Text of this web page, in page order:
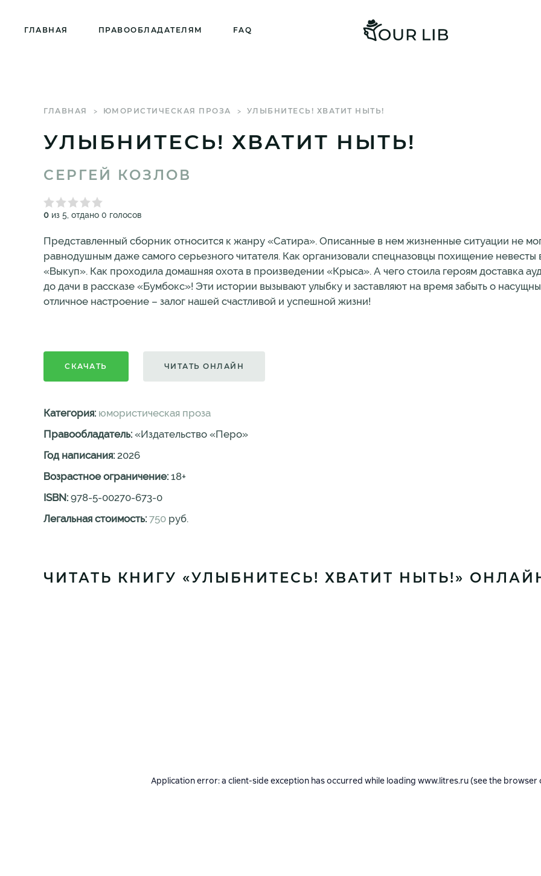
ГЛАВНАЯ ПРАВООБЛАДАТЕЛЯМ FAQ
ГЛАВНАЯ ЮМОРИСТИЧЕСКАЯ ПРОЗА УЛЫБНИТЕСЬ! ХВАТИТ НЫТЬ!
УЛЫБНИТЕСЬ! ХВАТИТ НЫТЬ!
СЕРГЕЙ КОЗЛОВ
0 из 5, отдано 0 голосов
Представленный сборник относится к жанру «Сатира». Описанные в нем жизненные ситуации не
равнодушным даже самого серьезного читателя. Как организовали спецназовцы похищение невесты
«Выкуп». Как проходила домашняя охота в произведении «Крыса». А чего стоила героям доставка
до дачи в рассказе «Бумбокс»! Эти истории вызывают улыбку и заставляют на время забыть о
отличное настроение – залог нашей счастливой и успешной жизни!
СКАЧАТЬ ЧИТАТЬ ОНЛАЙН
Категория: юмористическая проза
Правообладатель: «Издательство «Перо»
Год написания: 2026
Возрастное ограничение: 18+
ISBN: 978-5-00270-673-0
Легальная стоимость: 750 руб.
ЧИТАТЬ КНИГУ «УЛЫБНИТЕСЬ! ХВАТИТ НЫТЬ!»